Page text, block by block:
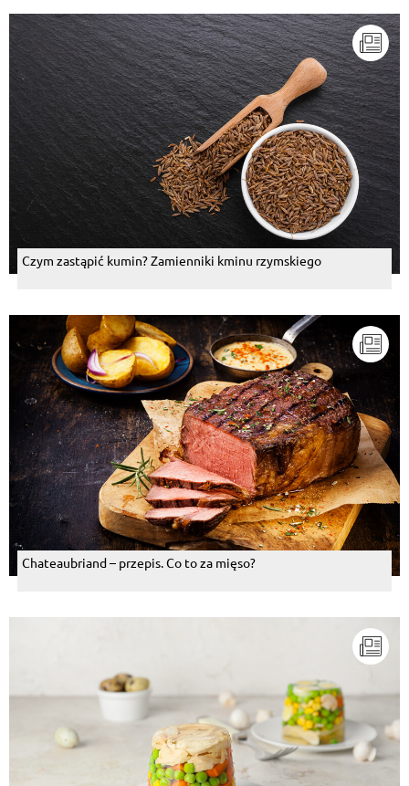
Czym zastąpić kumin? Zamienniki kminu rzymskiego
Chateaubriand – przepis. Co to za mięso?